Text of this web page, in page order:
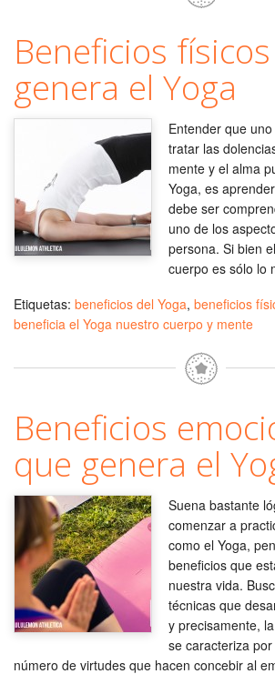
Beneficios
genera el Yoga
Entender que
tratar las
mente y el alma
Yoga, es
debe ser
uno de los
persona. Si bien
cuerpo es sólo lo
Etiquetas: beneficios del Yoga, beneficios
beneficia el Yoga nuestro cuerpo y mente
Beneficios
que genera el
Suena bastante
comenzar a
como el Yoga,
beneficios que
nuestra vida.
técnicas que
y precisamente,
se caracteriza
número de virtudes que hacen concebir al